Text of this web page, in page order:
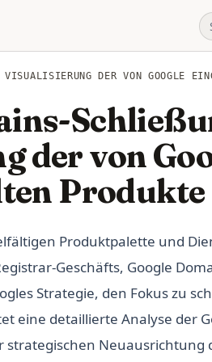
DER VON GOOGLE
der von
Produkte
Produktpalette und
Geschäfts, Google
Strategie, den Fokus zu
eine detaillierte Analyse der
Neuausrichtung